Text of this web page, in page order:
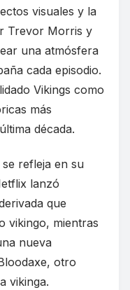
visuales y la
Trevor Morris y
una atmósfera
cada episodio.
Vikings como
más
década.
refleja en su
lanzó
que
vikingo, mientras
nueva
otro
vikinga.